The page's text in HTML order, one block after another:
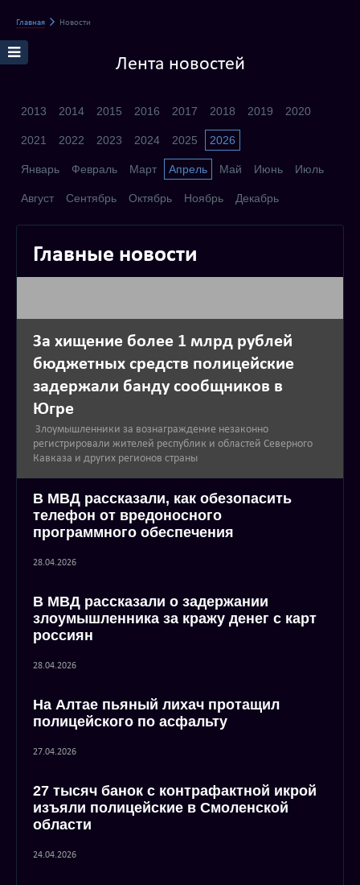
Главная Новости
Лента новостей
2013 2014 2015 2016 2017 2018 2019 2020
2021 2022 2023 2024 2025 2026
Январь Февраль Март Апрель Май Июнь Июль
Август Сентябрь Октябрь Ноябрь Декабрь
Главные новости
За хищение более 1 млрд рублей
бюджетных средств полицейские
задержали банду сообщников в
Югре
Злоумышленники за вознаграждение незаконно
регистрировали жителей республик и областей Северного
Кавказа и других регионов страны
В МВД рассказали, как обезопасить
телефон от вредоносного
программного обеспечения
28.04.2026
В МВД рассказали о задержании
злоумышленника за кражу денег с карт
россиян
28.04.2026
На Алтае пьяный лихач протащил
полицейского по асфальту
27.04.2026
27 тысяч банок с контрафактной икрой
изъяли полицейские в Смоленской
области
24.04.2026